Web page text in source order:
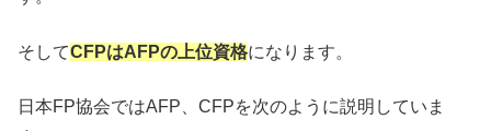
そしてCFPはAFPの上位資格になります。
日本FP協会ではAFP、CFPを次のように説明していま